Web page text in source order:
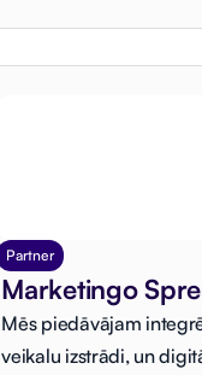
Partner
Marketingo
Mēs piedāvājam
veikalu izstrādi, un